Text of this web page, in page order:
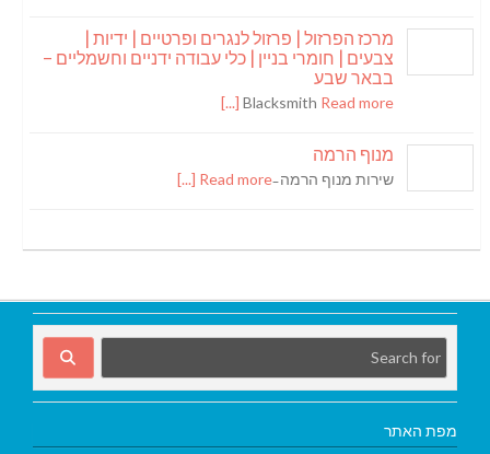
מרכז הפרזול | פרזול לנגרים ופרטיים | ידיות |
צבעים | חומרי בניין | כלי עבודה ידניים וחשמליים –
בבאר שבע
Blacksmith Read more [...]
מנוף הרמה
שירות מנוף הרמה ̵Read more [...]
מפת האתר